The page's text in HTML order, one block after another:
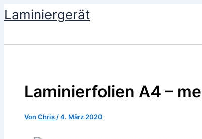
Zum
Inhalt
Laminiergerät
Laminierfolien A4 –
Von Chris /4. März 2020